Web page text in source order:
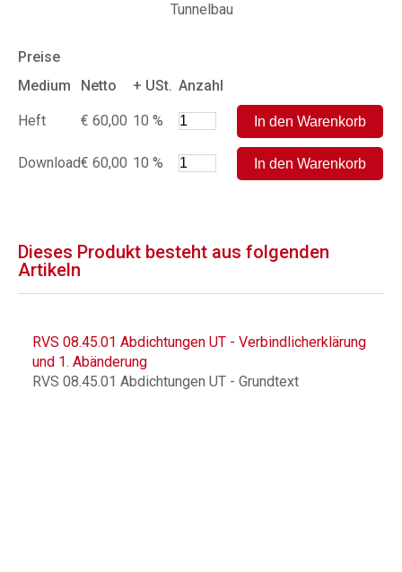
Tunnelbau
Preise
Medium
Netto + USt. Anzahl
Heft € 60,00 10 %
Download€ 60,00 10 %
Dieses Produkt besteht aus folgenden
Artikeln
RVS 08.45.01 Abdichtungen UT - Verbindlicherklärung
und 1. Abänderung
RVS 08.45.01 Abdichtungen UT - Grundtext